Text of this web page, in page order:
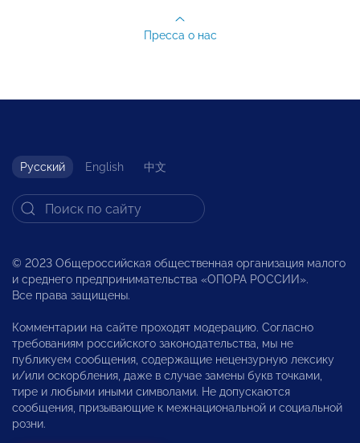
Пресса о нас
Русский English 中文
© 2023 Общероссийская общественная организация малого
и среднего предпринимательства «ОПОРА РОССИИ».
Все права защищены.
Комментарии на сайте проходят модерацию. Согласно
требованиям российского законодательства, мы не
публикуем сообщения, содержащие нецензурную лексику
и/или оскорбления, даже в случае замены букв точками,
тире и любыми иными символами. Не допускаются
сообщения, призывающие к межнациональной и социальной
розни.